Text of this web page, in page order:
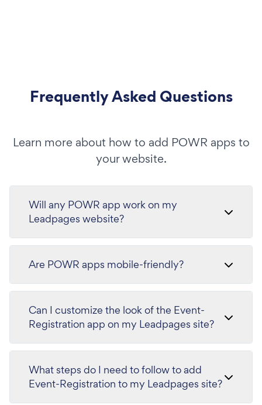
Frequently Asked Questions
Learn more about how to add POWR apps to
your website.
Will any POWR app work on my
Leadpages website?
Are POWR apps mobile-friendly?
Can I customize the look of the Event-
Registration app on my Leadpages site?
What steps do I need to follow to add
Event-Registration to my Leadpages site?